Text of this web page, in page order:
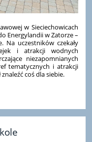
w Sieciechowicach
Energylandii w Zatorze –
Na uczestników czekały
i atrakcji wodnych
niezapomnianych
tematycznych i atrakcji
coś dla siebie.